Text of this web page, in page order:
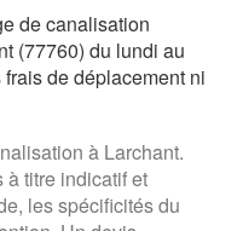
de canalisation
(77760) du lundi au
de déplacement ni
à Larchant.
à titre indicatif et
les spécificités du